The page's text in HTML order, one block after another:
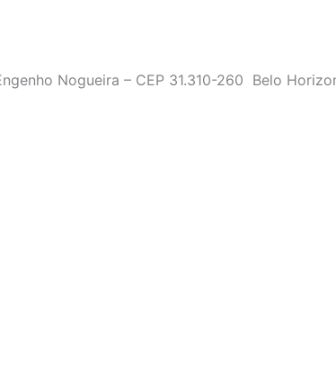
Nogueira – CEP 31.310-260 Belo